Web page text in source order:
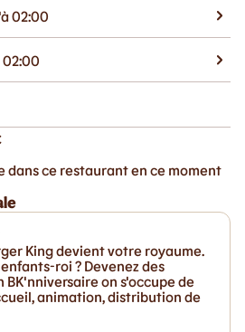
02:00
02:00
dans ce restaurant en ce moment
King devient votre royaume.
roi ? Devenez des
BK'nniversaire on s'occupe de
animation, distribution de